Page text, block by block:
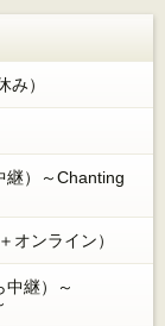
）
継）～Chanting
オンライン）
継）～